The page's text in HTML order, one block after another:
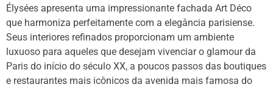
Élysées apresenta uma impressionante fachada Art Déco
que harmoniza perfeitamente com a elegância parisiense.
Seus interiores refinados proporcionam um ambiente
luxuoso para aqueles que desejam vivenciar o glamour da
Paris do início do século XX, a poucos passos das boutiques
e restaurantes mais icônicos da avenida mais famosa do